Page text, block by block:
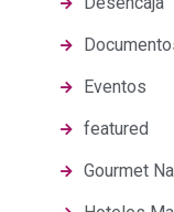
Eventos
featured
Gourmet